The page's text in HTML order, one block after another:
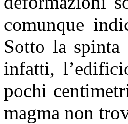
comunque
Sotto la spinta
infatti,
pochi
magma non